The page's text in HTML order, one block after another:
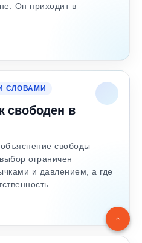
Он приходит в
СЛОВАМИ
свободен в
свободы
ограничен
и давлением, а где